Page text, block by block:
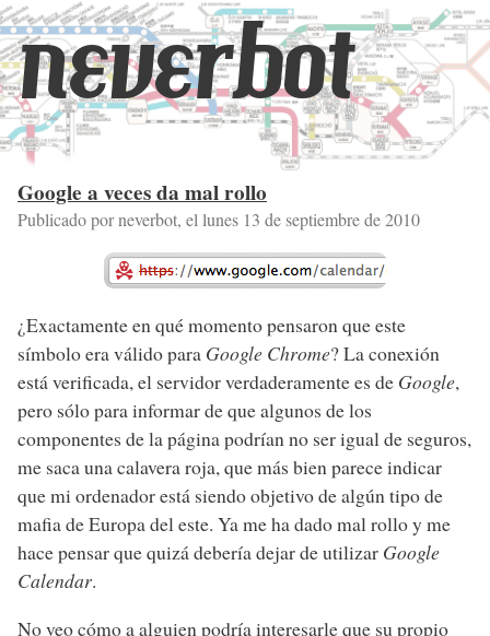
neverbot
Google a veces da mal rollo
Publicado por neverbot, el lunes 13 de septiembre de 2010
¿Exactamente en qué momento pensaron que este
símbolo era válido para Google Chrome? La conexión
está verificada, el servidor verdaderamente es de Google,
pero sólo para informar de que algunos de los
componentes de la página podrían no ser igual de seguros,
me saca una calavera roja, que más bien parece indicar
que mi ordenador está siendo objetivo de algún tipo de
mafia de Europa del este. Ya me ha dado mal rollo y me
hace pensar que quizá debería dejar de utilizar Google
Calendar.
No veo cómo a alguien podría interesarle que su propio